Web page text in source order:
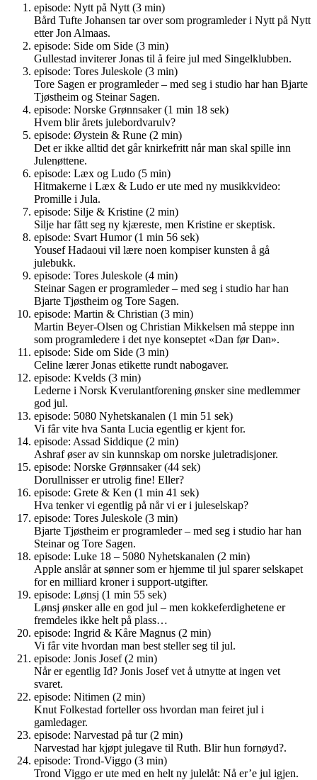
episode: Nytt på Nytt (3 min)
Bård Tufte Johansen tar over som programleder i Nytt på Nytt
etter Jon Almaas.
episode: Side om Side (3 min)
Gullestad inviterer Jonas til å feire jul med Singelklubben.
episode: Tores Juleskole (3 min)
Tore Sagen er programleder – med seg i studio har han Bjarte
Tjøstheim og Steinar Sagen.
episode: Norske Grønnsaker (1 min 18 sek)
Hvem blir årets julebordvarulv?
episode: Øystein & Rune (2 min)
Det er ikke alltid det går knirkefritt når man skal spille inn
Julenøttene.
episode: Læx og Ludo (5 min)
Hitmakerne i Læx & Ludo er ute med ny musikkvideo:
Promille i Jula.
episode: Silje & Kristine (2 min)
Silje har fått seg ny kjæreste, men Kristine er skeptisk.
episode: Svart Humor (1 min 56 sek)
Yousef Hadaoui vil lære noen kompiser kunsten å gå
julebukk.
episode: Tores Juleskole (4 min)
Steinar Sagen er programleder – med seg i studio har han
Bjarte Tjøstheim og Tore Sagen.
episode: Martin & Christian (3 min)
Martin Beyer-Olsen og Christian Mikkelsen må steppe inn
som programledere i det nye konseptet «Dan før Dan».
episode: Side om Side (3 min)
Celine lærer Jonas etikette rundt nabogaver.
episode: Kvelds (3 min)
Lederne i Norsk Kverulantforening ønsker sine medlemmer
god jul.
episode: 5080 Nyhetskanalen (1 min 51 sek)
Vi får vite hva Santa Lucia egentlig er kjent for.
episode: Assad Siddique (2 min)
Ashraf øser av sin kunnskap om norske juletradisjoner.
episode: Norske Grønnsaker (44 sek)
Dorullnisser er utrolig fine! Eller?
episode: Grete & Ken (1 min 41 sek)
Hva tenker vi egentlig på når vi er i juleselskap?
episode: Tores Juleskole (3 min)
Bjarte Tjøstheim er programleder – med seg i studio har han
Steinar og Tore Sagen.
episode: Luke 18 – 5080 Nyhetskanalen (2 min)
Apple anslår at sønner som er hjemme til jul sparer selskapet
for en milliard kroner i support-utgifter.
episode: Lønsj (1 min 55 sek)
Lønsj ønsker alle en god jul – men kokkeferdighetene er
fremdeles ikke helt på plass…
episode: Ingrid & Kåre Magnus (2 min)
Vi får vite hvordan man best steller seg til jul.
episode: Jonis Josef (2 min)
Når er egentlig Id? Jonis Josef vet å utnytte at ingen vet
svaret.
episode: Nitimen (2 min)
Knut Folkestad forteller oss hvordan man feiret jul i
gamledager.
episode: Narvestad på tur (2 min)
Narvestad har kjøpt julegave til Ruth. Blir hun fornøyd?.
episode: Trond-Viggo (3 min)
Trond Viggo er ute med en helt ny julelåt: Nå er’e jul igjen.